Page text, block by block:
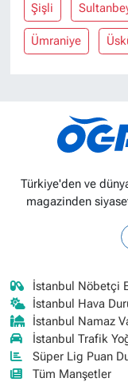
Şişli
Ümraniye
Türkiye'den ve
magazinden
İstanbul Nöbetçi
İstanbul Hava
İstanbul Namaz
İstanbul Trafik
Süper Lig Puan
Tüm Manşetler